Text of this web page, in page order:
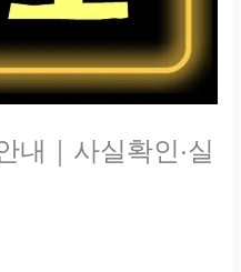
내｜사실확인·실